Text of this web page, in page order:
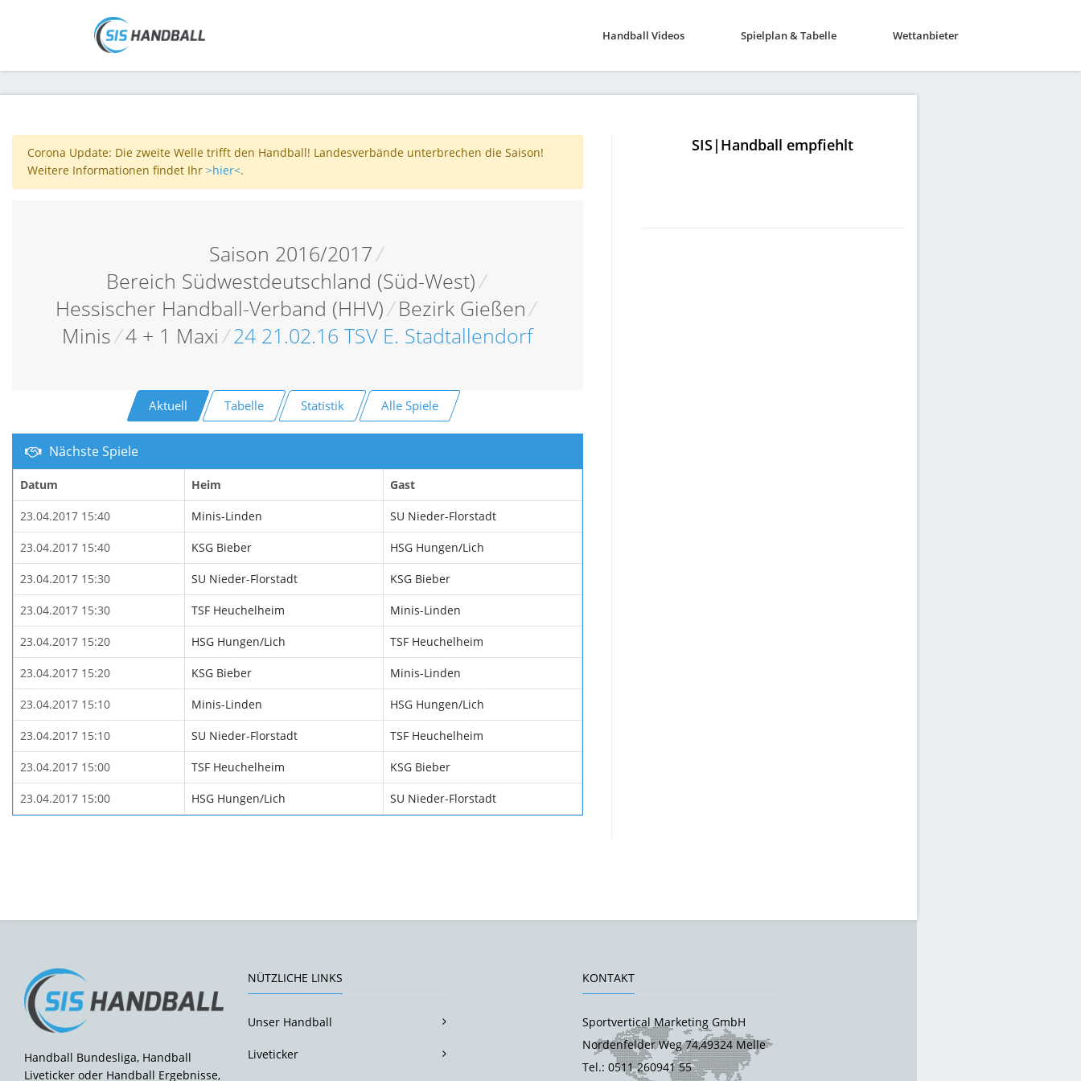
Handball Videos Spielplan & Tabelle Wettanbieter
Corona Update: Die zweite Welle trifft den Handball! Landesverbände unterbrechen die Saison!
Weitere Informationen findet Ihr >hier<.
Saison 2016/2017/
Bereich Südwestdeutschland (Süd-West)/
Hessischer Handball-Verband (HHV)/ Bezirk Gießen/
Minis/4 + 1 Maxi /24 21.02.16 TSV E. Stadtallendorf
Aktuell Tabelle Statistik Alle Spiele
Nächste Spiele
Datum Heim Gast
23.04.2017 15:40 Minis-Linden SU Nieder-Florstadt
23.04.2017 15:40 KSG Bieber HSG Hungen/Lich
23.04.2017 15:30 SU Nieder-Florstadt KSG Bieber
23.04.2017 15:30 TSF Heuchelheim Minis-Linden
23.04.2017 15:20 HSG Hungen/Lich TSF Heuchelheim
23.04.2017 15:20 KSG Bieber Minis-Linden
23.04.2017 15:10 Minis-Linden HSG Hungen/Lich
23.04.2017 15:10 SU Nieder-Florstadt TSF Heuchelheim
23.04.2017 15:00 TSF Heuchelheim KSG Bieber
23.04.2017 15:00 HSG Hungen/Lich SU Nieder-Florstadt
SIS|Handball empfiehlt
Handball Bundesliga, Handball
Liveticker oder Handball Ergebnisse,
NÜTZLICHE LINKS
Unser Handball
Liveticker
KONTAKT
Sportvertical Marketing GmbH
Nordenfelder Weg 74,49324 Melle
Tel.: 0511 260941 55